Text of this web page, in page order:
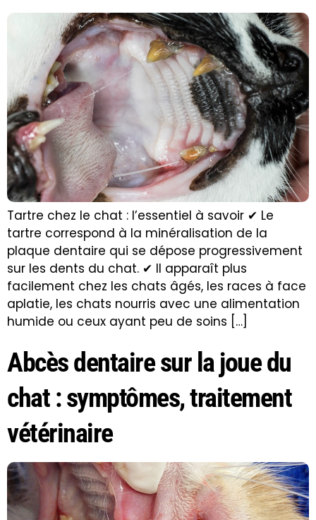
Tartre chez le chat : l’essentiel à savoir ✔ Le
tartre correspond à la minéralisation de la
plaque dentaire qui se dépose progressivement
sur les dents du chat. ✔ Il apparaît plus
facilement chez les chats âgés, les races à face
aplatie, les chats nourris avec une alimentation
humide ou ceux ayant peu de soins […]
Abcès dentaire sur la joue du
chat : symptômes, traitement
vétérinaire